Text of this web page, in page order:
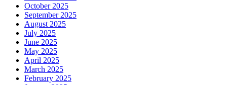
October 2025
September 2025
August 2025
July 2025
June 2025
May 2025
April 2025
March 2025
February 2025